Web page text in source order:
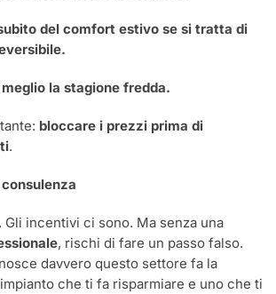
del comfort estivo se si tratta di
la stagione fredda.
bloccare i prezzi prima di
.
Gli incentivi ci sono. Ma senza una
, rischi di fare un passo falso.
davvero questo settore fa la
che ti fa risparmiare e uno che ti